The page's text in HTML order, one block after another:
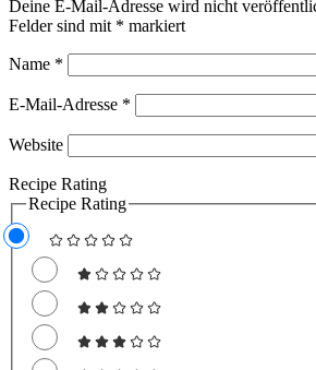
Deine E-Mail-Adresse wird nicht
Felder sind mit * markiert
Name *
E-Mail-Adresse *
Website
Recipe Rating
Recipe Rating